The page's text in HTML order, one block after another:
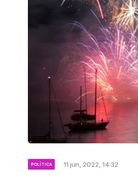
POLÍTICA 11 jun, 2022, 14:32